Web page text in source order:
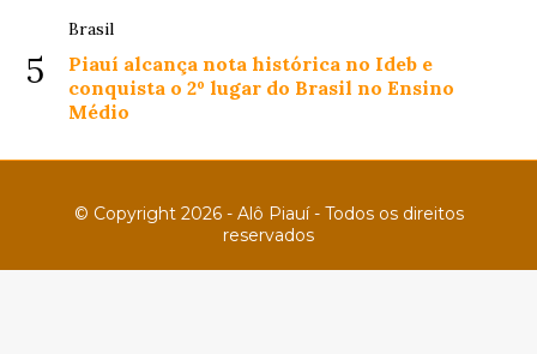
5
Brasil
Piauí alcança nota histórica no Ideb e
conquista o 2º lugar do Brasil no Ensino
Médio
© Copyright 2026 - Alô Piauí - Todos os direitos
reservados